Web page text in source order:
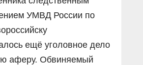
УМВД России по
ещё уголовное дело
аферу. Обвиняемый